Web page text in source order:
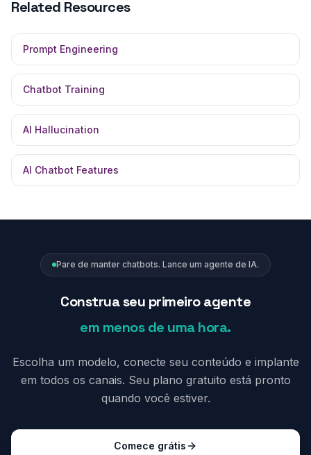
Related Resources
Prompt Engineering
Chatbot Training
AI Hallucination
AI Chatbot Features
Pare de manter chatbots. Lance um agente de IA.
Construa seu primeiro agente
em menos de uma hora.
Escolha um modelo, conecte seu conteúdo e implante
em todos os canais. Seu plano gratuito está pronto
quando você estiver.
Comece grátis